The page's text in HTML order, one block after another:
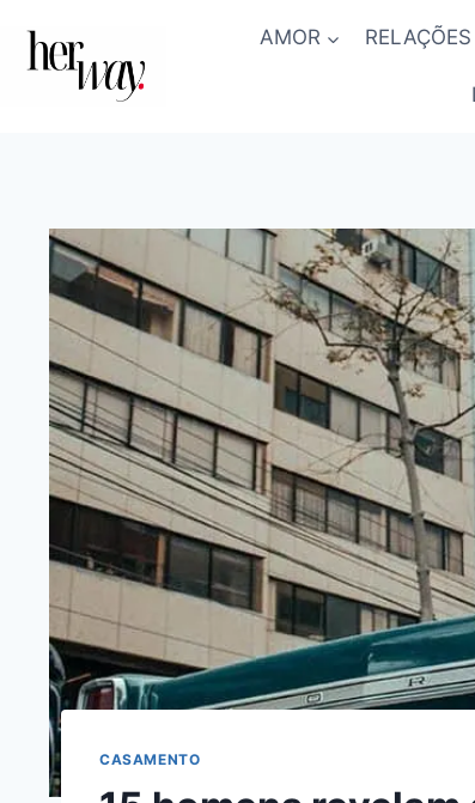
AMOR RELAÇÕES
CASAMENTO